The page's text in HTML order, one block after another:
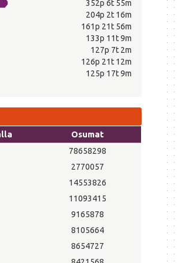
352p 6t 55m
204p 2t 16m
161p 21t 56m
133p 11t 9m
127p 7t 2m
126p 21t 12m
125p 17t 9m
Osumat
78658298
2770057
14553826
11093415
9165878
8105664
8654727